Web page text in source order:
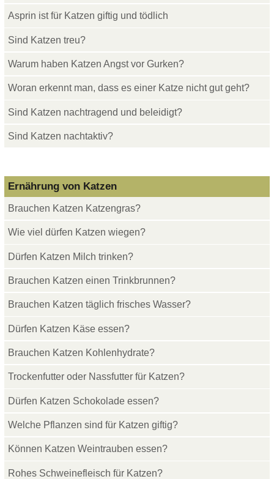
Asprin ist für Katzen giftig und tödlich
Sind Katzen treu?
Warum haben Katzen Angst vor Gurken?
Woran erkennt man, dass es einer Katze nicht gut geht?
Sind Katzen nachtragend und beleidigt?
Sind Katzen nachtaktiv?
Ernährung von Katzen
Brauchen Katzen Katzengras?
Wie viel dürfen Katzen wiegen?
Dürfen Katzen Milch trinken?
Brauchen Katzen einen Trinkbrunnen?
Brauchen Katzen täglich frisches Wasser?
Dürfen Katzen Käse essen?
Brauchen Katzen Kohlenhydrate?
Trockenfutter oder Nassfutter für Katzen?
Dürfen Katzen Schokolade essen?
Welche Pflanzen sind für Katzen giftig?
Können Katzen Weintrauben essen?
Rohes Schweinefleisch für Katzen?